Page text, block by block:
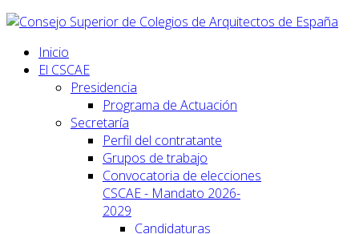
Inicio
El CSCAE
Presidencia
Programa de Actuación
Secretaría
Perfil del contratante
Grupos de trabajo
Convocatoria de elecciones
CSCAE - Mandato 2026-
2029
Candidaturas